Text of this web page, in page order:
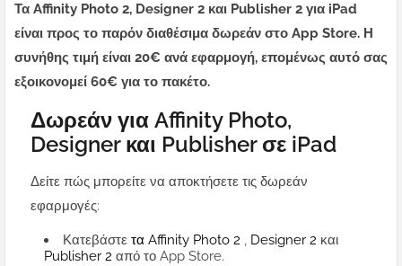
Τα Affinity Photo 2, Designer 2 και Publisher 2 για iPad
είναι προς το παρόν διαθέσιμα δωρεάν στο App Store. Η
συνήθης τιμή είναι 20€ ανά εφαρμογή, επομένως αυτό σας
εξοικονομεί 60€ για το πακέτο.
Δωρεάν για Affinity Photo,
Designer και Publisher σε iPad
Δείτε πώς μπορείτε να αποκτήσετε τις δωρεάν
εφαρμογές:
Κατεβάστε τα Affinity Photo 2 , Designer 2 και
Publisher 2 από το App Store.